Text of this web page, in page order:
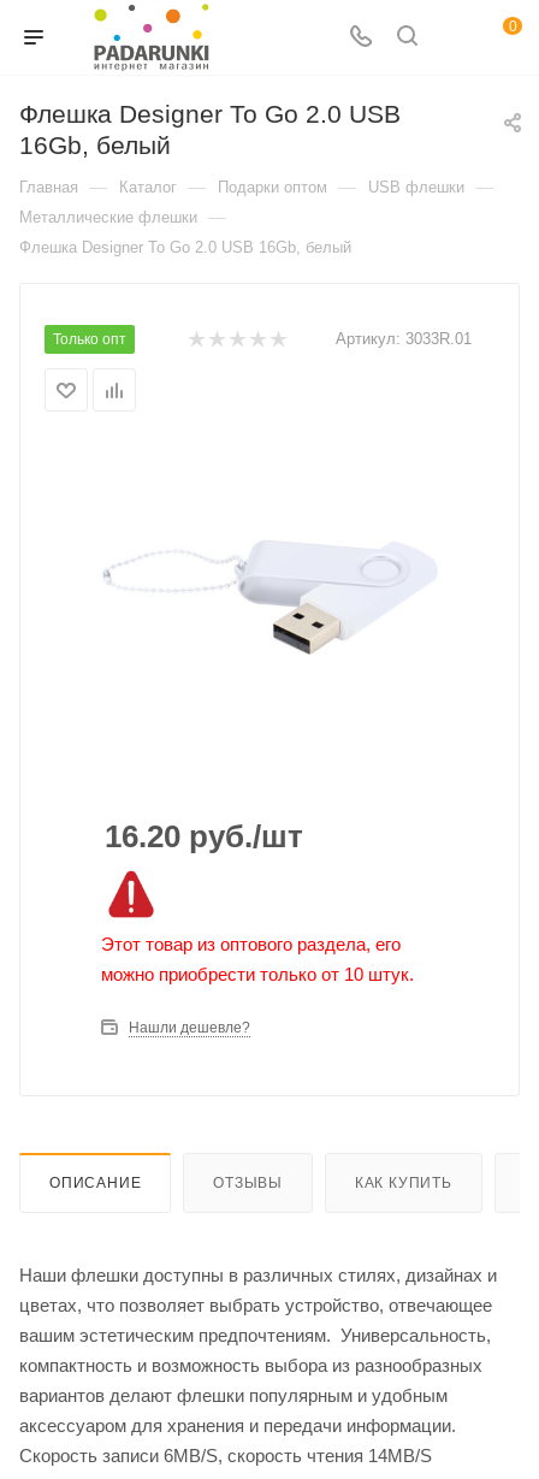
0
Флешка Designer To Go 2.0 USB
16Gb, белый
Главная — Каталог — Подарки оптом — USB флешки —
Металлические флешки —
Флешка Designer To Go 2.0 USB 16Gb, белый
Только опт Артикул: 3033R.01
16.20 руб./шт
Этот товар из оптового раздела, его
можно приобрести только от 10 штук.
Нашли дешевле?
ОПИСАНИЕ ОТЗЫВЫ КАК КУПИТЬ
Наши флешки доступны в различных стилях, дизайнах и
цветах, что позволяет выбрать устройство, отвечающее
вашим эстетическим предпочтениям. Универсальность,
компактность и возможность выбора из разнообразных
вариантов делают флешки популярным и удобным
аксессуаром для хранения и передачи информации.
Скорость записи 6MB/S, скорость чтения 14MB/S